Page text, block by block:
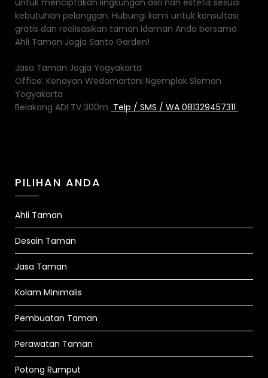
untuk menciptakan lingkungan asri nan estetis sesuai
kebutuhan pelanggan. Hubungi kami untuk konsultasi
gratis dan realisasikan taman idaman Anda bersama
Ahli Taman Jogja Santo Garden!
Jasa Taman Jogja Yogyakarta
Office: Kenayan Wedomartani Ngemplak Sleman
Yogyakarta
Belakang ADI TV 300m Telp / SMS / WA 081329457311
PILIHAN ANDA
Ahli Taman
Desain Taman
Jasa Taman
Kolam Minimalis
Pembuatan Taman
Perawatan Taman
Potong Rumput